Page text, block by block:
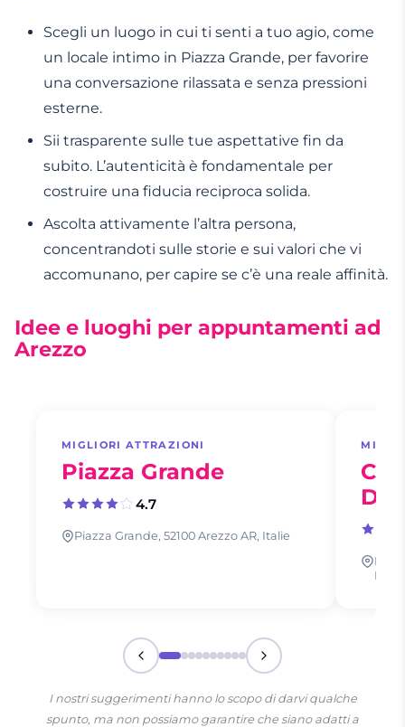
Scegli un luogo in cui ti senti a tuo agio, come
un locale intimo in Piazza Grande, per favorire
una conversazione rilassata e senza pressioni
esterne.
Sii trasparente sulle tue aspettative fin da
subito. L’autenticità è fondamentale per
costruire una fiducia reciproca solida.
Ascolta attivamente l’altra persona,
concentrandoti sulle storie e sui valori che vi
accomunano, per capire se c’è una reale affinità.
Idee e luoghi per appuntamenti ad
Arezzo
MIGLIORI ATTRAZIONI
Piazza Grande
4.7
Piazza Grande, 52100 Arezzo AR, Italie
Italie
I nostri suggerimenti hanno lo scopo di darvi qualche
spunto, ma non possiamo garantire che siano adatti a